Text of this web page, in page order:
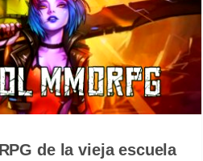
de la vieja escuela